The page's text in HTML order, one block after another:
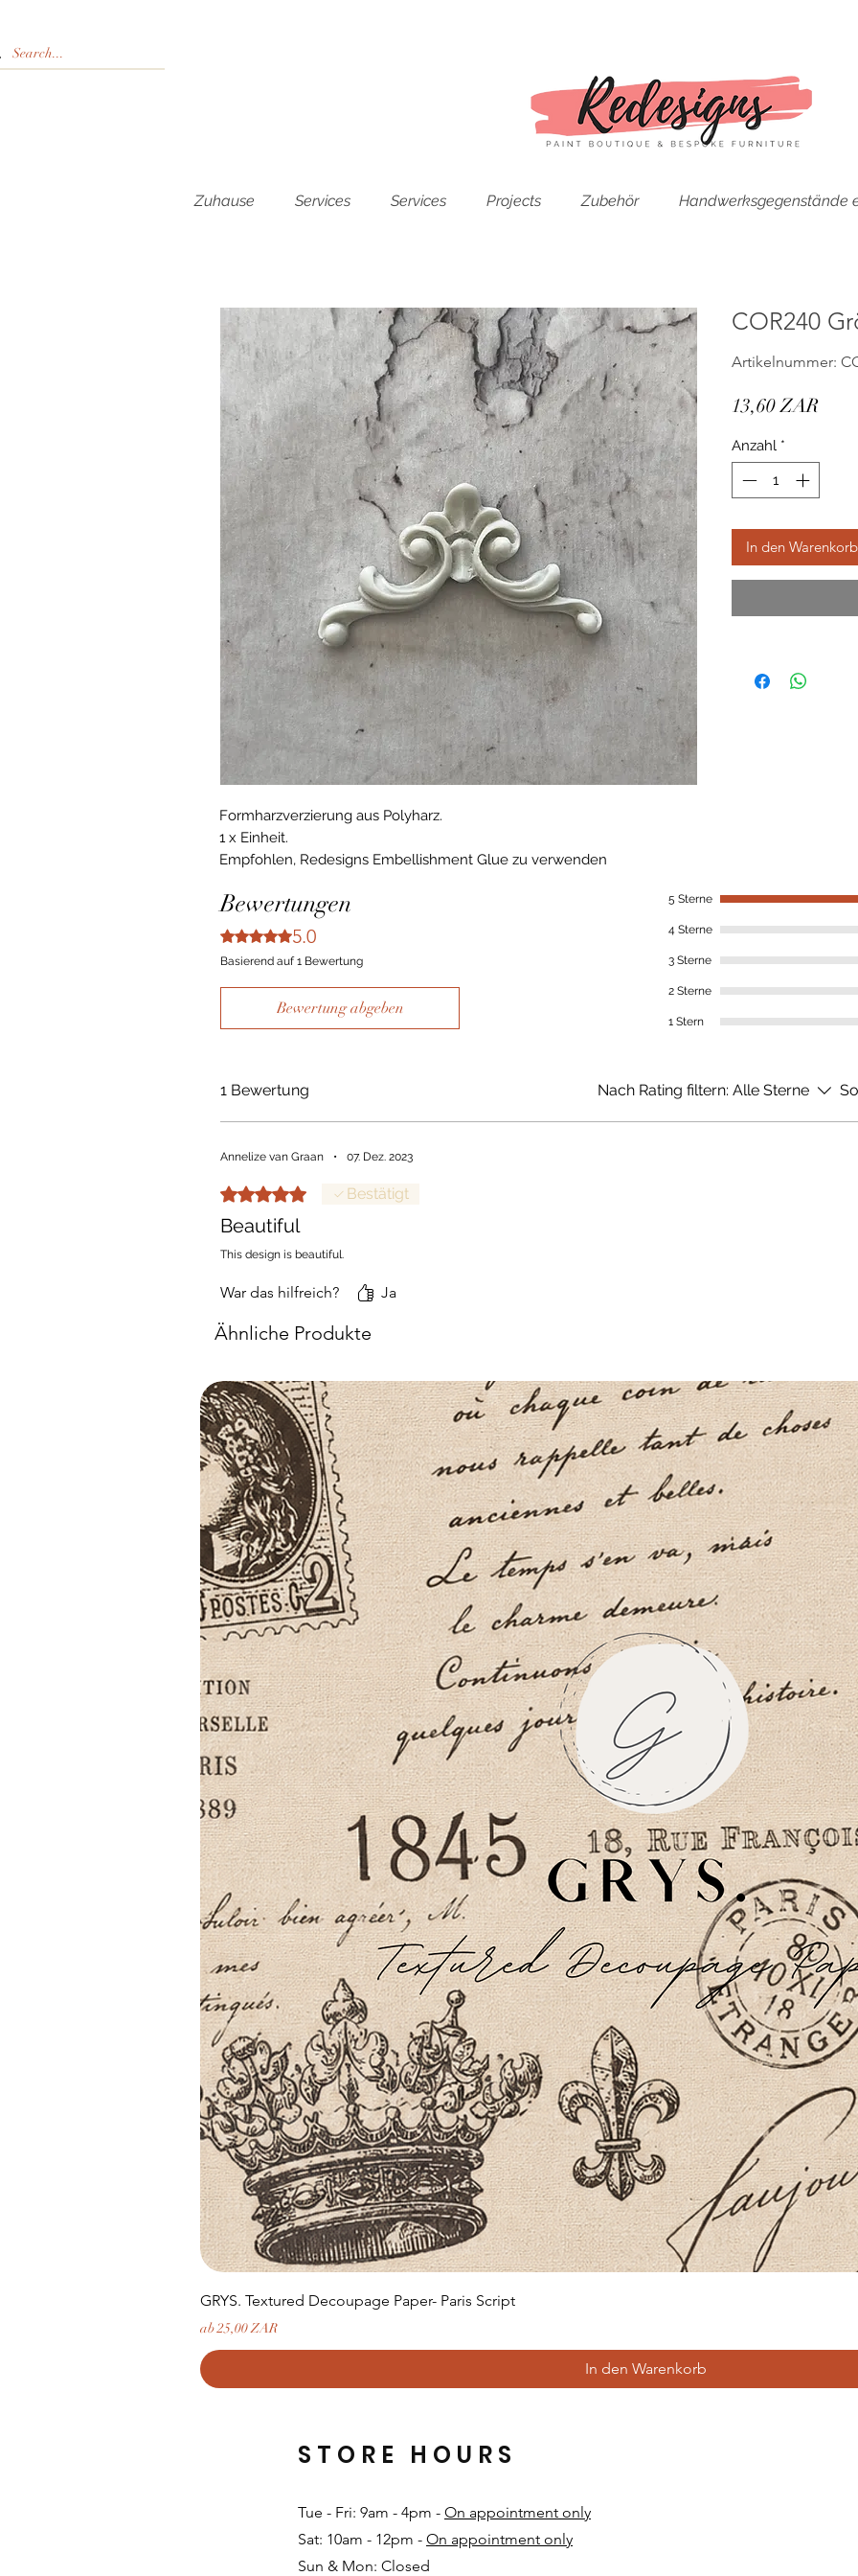
Zuhause Services Services Projects Zubehör Handwerksgegenstände
Formharzverzierung aus Polyharz.
1 x Einheit.
Empfohlen, Redesigns Embellishment Glue zu verwenden
COR240
Artikelnummer:
13,60 ZARPreis
Anzahl *
In den Warenkorb
Bewertungen
Mit 5 von 5 Sternen bewertet.
5.0
Basierend auf 1 Bewertung
Bewertung abgeben
5 Sterne
4 Sterne
3 Sterne
2 Sterne
1 Stern
1 Bewertung Nach Rating filtern: Alle Sterne
Annelize van Graan • 07. Dez. 2023
Mit 5 von 5 Sternen bewertet.
Bestätigt
Beautiful
This design is beautiful.
War das hilfreich? Ja
Ähnliche Produkte
GRYS. Textured Decoupage Paper- Paris Script
ab25,00 ZAR
Sale-Preis
In den Warenkorb
Tue - Fri: 9am - 4pm - On appointment only
Sat: 10am - 12pm - On appointment only
Sun & Mon: Closed​
STORE HOURS